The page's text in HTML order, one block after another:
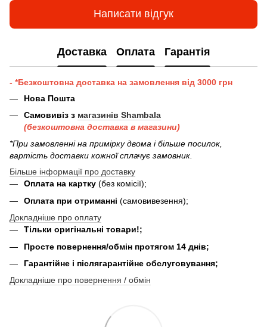
Написати відгук
Доставка Оплата Гарантія
- *Безкоштовна доставка на замовлення від 3000 грн
Нова Пошта
Самовивіз з магазинів Shambala
(безкоштовна доставка в магазини)
*При замовленні на примірку двома і більше посилок,
вартість доставки кожної сплачує замовник.
Більше інформації про доставку
Оплата на картку (без комісії);
Оплата при отриманні (самовивезення);
Докладніше про оплату
Тільки оригінальні товари!;
Просте повернення/обмін протягом 14 днів;
Гарантійне і післягарантійне обслуговування;
Докладніше про повернення / обмін